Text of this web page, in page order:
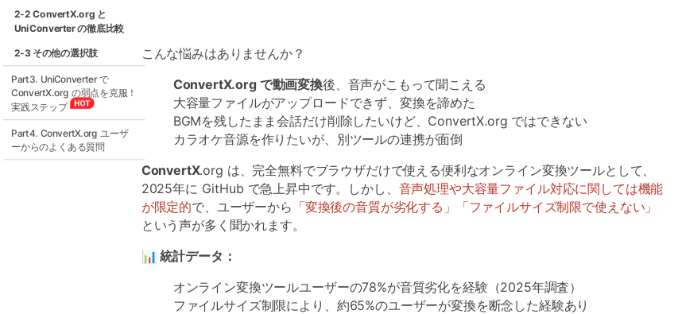
こんな悩みはありませんか？
ConvertX.org で動画変換後、音声がこもって聞こえる
大容量ファイルがアップロードできず、変換を諦めた
BGMを残したまま会話だけ削除したいけど、ConvertX.org ではできない
カラオケ音源を作りたいが、別ツールの連携が面倒
ConvertX.org は、完全無料でブラウザだけで使える便利なオンライン変換ツールとして、
2025年に GitHub で急上昇中です。しかし、 音声処理や大容量ファイル対応に関しては機能
が限定的で、ユーザーから 「変換後の音質が劣化する」「ファイルサイズ制限で使えない」
という声が多く聞かれます。
📊 統計データ：
オンライン変換ツールユーザーの78%が音質劣化を経験（2025年調査）
ファイルサイズ制限により、約65%のユーザーが変換を断念した経験あり
2-2 ConvertX.org と
UniConverter の徹底比較
2-3 その他の選択肢
Part3. UniConverter で
ConvertX.org の弱点を克服！
実践ステップ
Part4. ConvertX.org ユーザ
ーからのよくある質問